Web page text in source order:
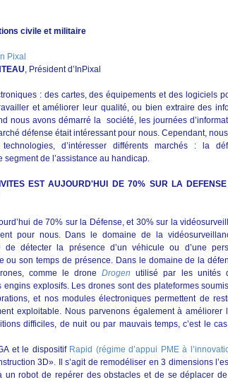
civile et militaire
, Président d’InPixal
: des cartes, des équipements et des logiciels
et améliorer leur qualité, ou bien extraire des
nous avons démarré la société, les journées
défense était intéressant pour nous. Cependant,
d’intéresser différents marchés : la
de l’assistance au handicap.
EST AUJOURD'HUI DE 70% SUR LA
de 70% sur la Défense, et 30% sur la
pour nous. Dans le domaine de la
de détecter la présence d’un véhicule ou d’une
ou son temps de présence. Dans le domaine de la
comme le droneDrogen utilisé par les unités
explosifs. Les drones sont des plateformes
et nos modules électroniques permettent de
exploitable. Nous parvenons également à améliorer
difficiles, de nuit ou par mauvais temps, c’est le
et le dispositif Rapid (régime d’appui PME à
3D». Il s’agit de remodéliser en 3 dimensions
un robot de repérer des obstacles et de se déplacer